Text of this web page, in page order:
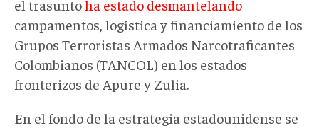
el trasuntoha estado desmantelando
campamentos, logística y financiamiento de los
Grupos Terroristas Armados Narcotraficantes
Colombianos (TANCOL) en los estados
fronterizos de Apure y Zulia.
En el fondo de la estrategia estadounidense se